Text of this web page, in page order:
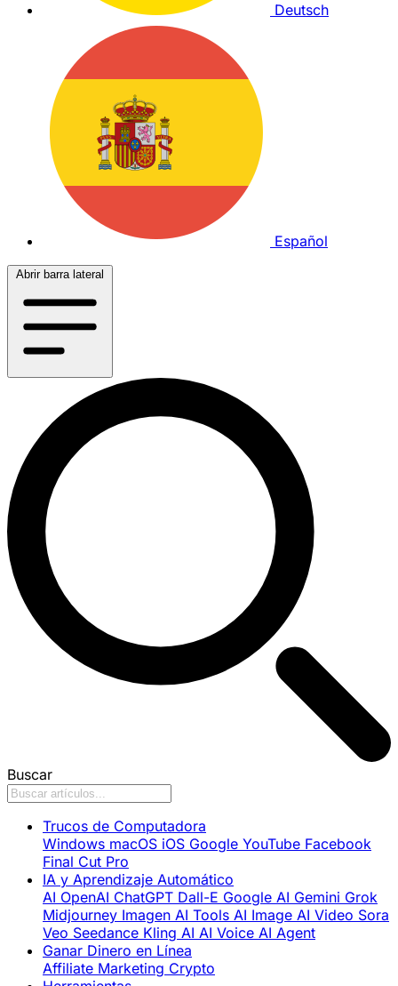
Deutsch
Español
Abrir barra lateral
Buscar
Trucos de Computadora
Windows macOS iOS Google YouTube Facebook
Final Cut Pro
IA y Aprendizaje Automático
AI OpenAI ChatGPT Dall-E Google AI Gemini Grok
Midjourney Imagen AI Tools AI Image AI Video Sora
Veo Seedance Kling AI AI Voice AI Agent
Ganar Dinero en Línea
Affiliate Marketing Crypto